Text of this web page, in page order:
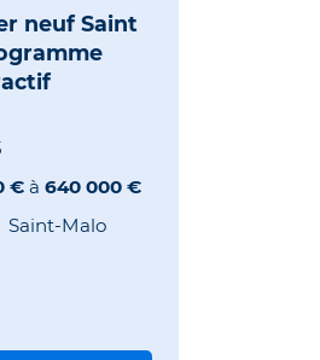
neuf Saint
€à 640 000 €
Saint-Malo